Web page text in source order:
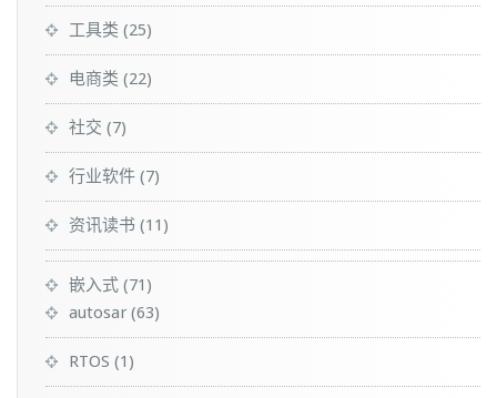
工具类 (25)
电商类 (22)
社交 (7)
行业软件 (7)
资讯读书 (11)
嵌入式 (71)
autosar (63)
RTOS (1)